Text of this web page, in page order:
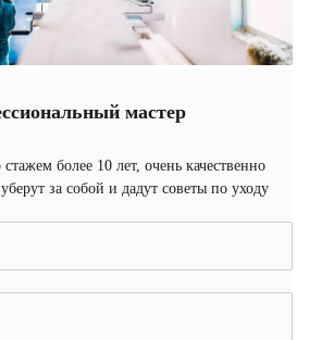
мастер
более 10 лет, очень качественно
за собой и дадут советы по уходу